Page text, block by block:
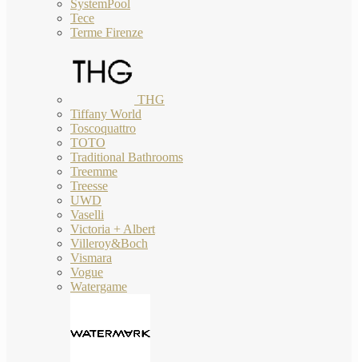
SystemPool
Tece
Terme Firenze
THG
Tiffany World
Toscoquattro
TOTO
Traditional Bathrooms
Treemme
Treesse
UWD
Vaselli
Victoria + Albert
Villeroy&Boch
Vismara
Vogue
Watergame